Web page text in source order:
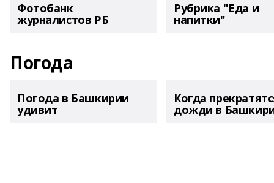
Фотобанк
журналистов РБ
Рубрика "Еда и
напитки"
Погода
Погода в Башкирии
удивит
Когда
дожди в